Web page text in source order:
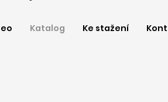
Katalog Ke stažení